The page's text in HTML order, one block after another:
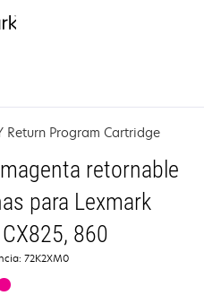
Return Program Cartridge
retornable
para Lexmark
860
72K2XM0